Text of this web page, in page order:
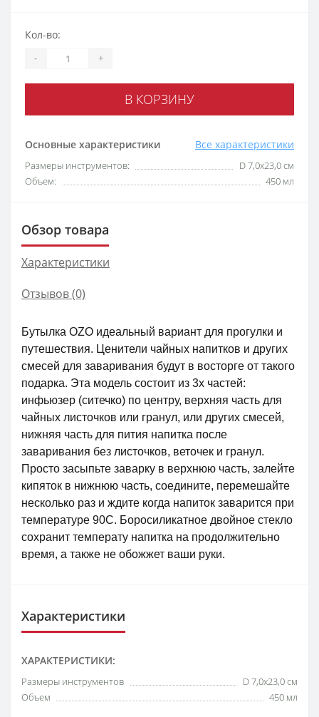
Основные характеристики Все характеристики
Размеры инструментов:
D 7,0x23,0 см
Объем:
450 мл
Кол-во:
- +
В КОРЗИНУ
Обзор товара
Характеристики
Отзывов (0)
Бутылка OZO идеальный вариант для прогулки и
путешествия. Ценители чайных напитков и других
смесей для заваривания будут в восторге от такого
подарка. Эта модель состоит из 3х частей:
инфьюзер (ситечко) по центру, верхняя часть для
чайных листочков или гранул, или других смесей,
нижняя часть для пития напитка после
заваривания без листочков, веточек и гранул.
Просто засыпьте заварку в верхнюю часть, залейте
кипяток в нижнюю часть, соедините, перемешайте
несколько раз и ждите когда напиток заварится при
температуре 90С. Боросиликатное двойное стекло
сохранит температу напитка на продолжительно
время, а также не обожжет ваши руки.
Характеристики
ХАРАКТЕРИСТИКИ:
Размеры инструментов
D 7,0x23,0 см
Объем
450 мл